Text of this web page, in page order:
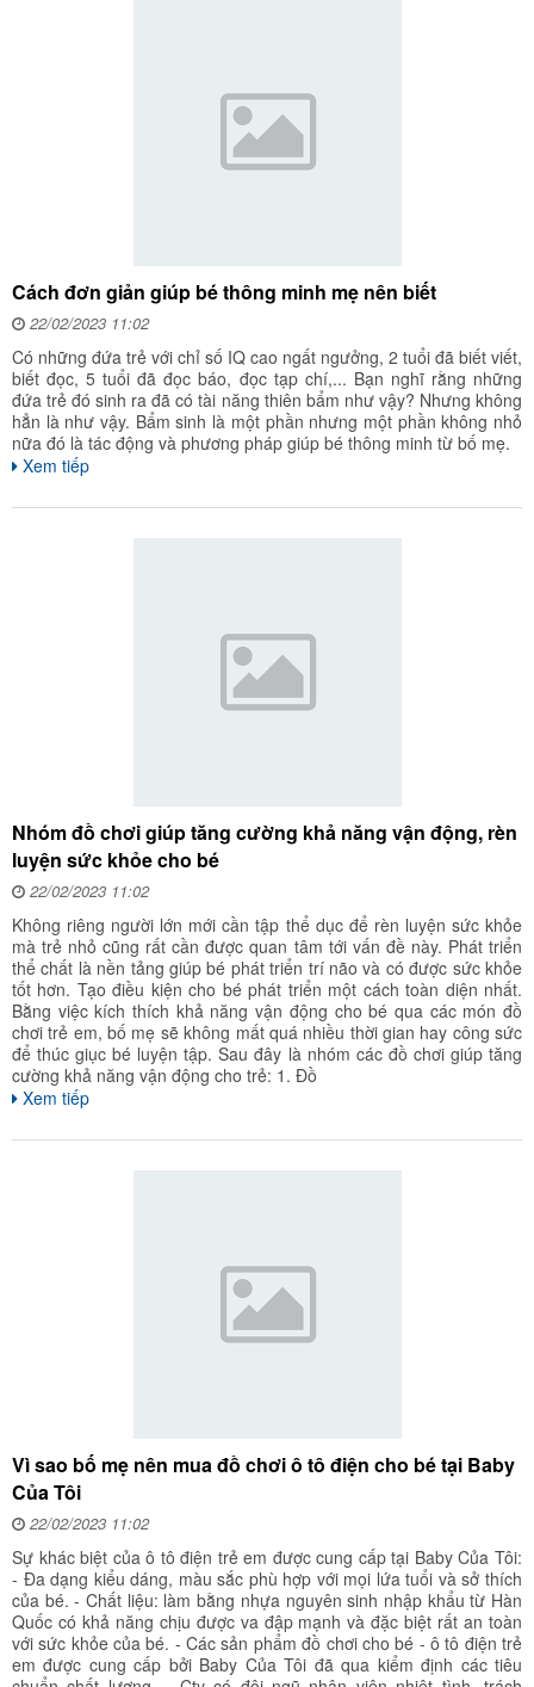
Cách đơn giản giúp bé thông minh mẹ nên biết
22/02/2023 11:02
Có những đứa trẻ với chỉ số IQ cao ngất ngưởng, 2 tuổi đã biết viết,
biết đọc, 5 tuổi đã đọc báo, đọc tạp chí,... Bạn nghĩ rằng những
đứa trẻ đó sinh ra đã có tài năng thiên bẩm như vậy? Nhưng không
hẳn là như vậy. Bẩm sinh là một phần nhưng một phần không nhỏ
nữa đó là tác động và phương pháp giúp bé thông minh từ bố mẹ.
Xem tiếp
Nhóm đồ chơi giúp tăng cường khả năng vận động, rèn
luyện sức khỏe cho bé
22/02/2023 11:02
Không riêng người lớn mới cần tập thể dục để rèn luyện sức khỏe
mà trẻ nhỏ cũng rất cần được quan tâm tới vấn đề này. Phát triển
thể chất là nền tảng giúp bé phát triển trí não và có được sức khỏe
tốt hơn. Tạo điều kiện cho bé phát triển một cách toàn diện nhất.
Bằng việc kích thích khả năng vận động cho bé qua các món đồ
chơi trẻ em, bố mẹ sẽ không mất quá nhiều thời gian hay công sức
để thúc giục bé luyện tập. Sau đây là nhóm các đồ chơi giúp tăng
cường khả năng vận động cho trẻ: 1. Đồ
Xem tiếp
Vì sao bố mẹ nên mua đồ chơi ô tô điện cho bé tại Baby
Của Tôi
22/02/2023 11:02
Sự khác biệt của ô tô điện trẻ em được cung cấp tại Baby Của Tôi:
- Đa dạng kiểu dáng, màu sắc phù hợp với mọi lứa tuổi và sở thích
của bé. - Chất liệu: làm bằng nhựa nguyên sinh nhập khẩu từ Hàn
Quốc có khả năng chịu được va đập mạnh và đặc biệt rất an toàn
với sức khỏe của bé. - Các sản phẩm đồ chơi cho bé - ô tô điện trẻ
em được cung cấp bởi Baby Của Tôi đã qua kiểm định các tiêu